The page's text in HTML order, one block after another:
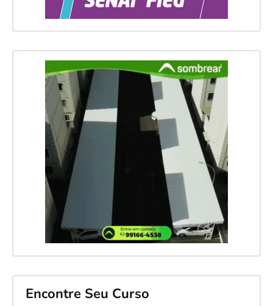
Encontre Seu Curso